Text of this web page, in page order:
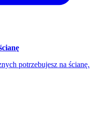
potrzebujesz na ścianę.